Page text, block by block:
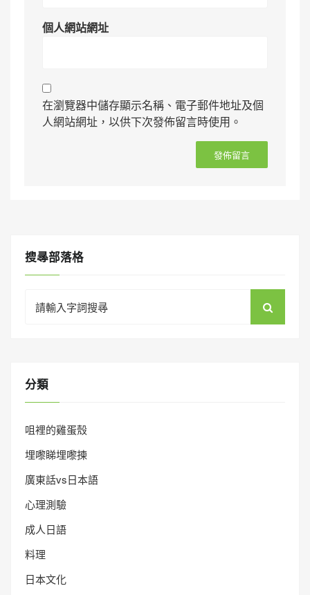
個人網站網址
在瀏覽器中儲存顯示名稱、電子郵件地址及個
人網站網址，以供下次發佈留言時使用。
搜㝷部落格
for:
分類
咀裡的雞蛋殼
埋嚟睇埋嚟揀
廣東話vs日本語
心理測驗
成人日語
料理
日本文化